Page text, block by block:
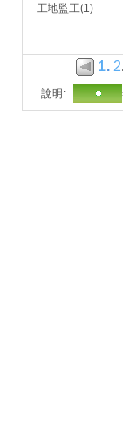
工地監工(1)
1. 2.
說明: